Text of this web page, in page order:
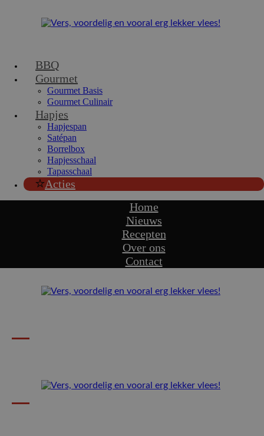
BBQ
Gourmet
Gourmet Basis
Gourmet Culinair
Hapjes
Hapjespan
Satépan
Borrelbox
Hapjesschaal
Tapasschaal
Acties
Home
Nieuws
Recepten
Over ons
Contact